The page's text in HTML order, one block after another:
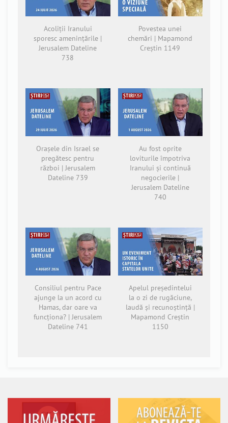
Acoliții Iranului
sporesc amenințările |
Jerusalem Dateline
738
Povestea unei
chemări | Mapamond
Creștin 1149
Orașele din Israel se
pregătesc pentru
război | Jerusalem
Dateline 739
Au fost oprite
loviturile împotriva
Iranului și continuă
negocierile |
Jerusalem Dateline
740
Consiliul pentru Pace
ajunge la un acord cu
Hamas, dar oare va
funcționa? | Jerusalem
Dateline 741
Apelul președintelui
la o zi de rugăciune,
laudă și recunoștință |
Mapamond Creștin
1150